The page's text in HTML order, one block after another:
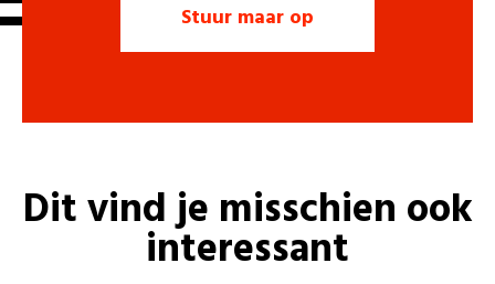
Dit vind je misschien ook
interessant